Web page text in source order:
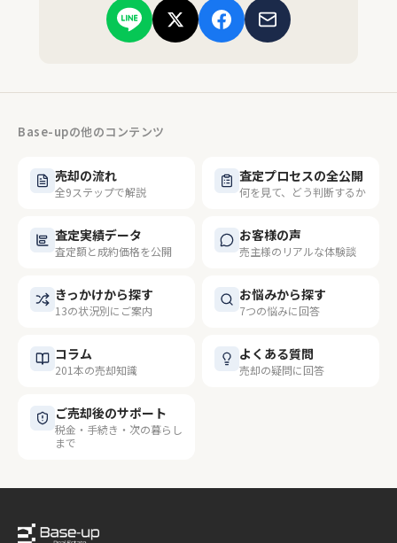
Base-upの他のコンテンツ
売却の流れ
全9ステップで解説
査定プロセスの全公開
何を見て、どう判断するか
査定実績データ
査定額と成約価格を公開
お客様の声
売主様のリアルな体験談
きっかけから探す
13の状況別にご案内
お悩みから探す
7つの悩みに回答
コラム
201本の売却知識
よくある質問
売却の疑問に回答
ご売却後のサポート
税金・手続き・次の暮らし
まで